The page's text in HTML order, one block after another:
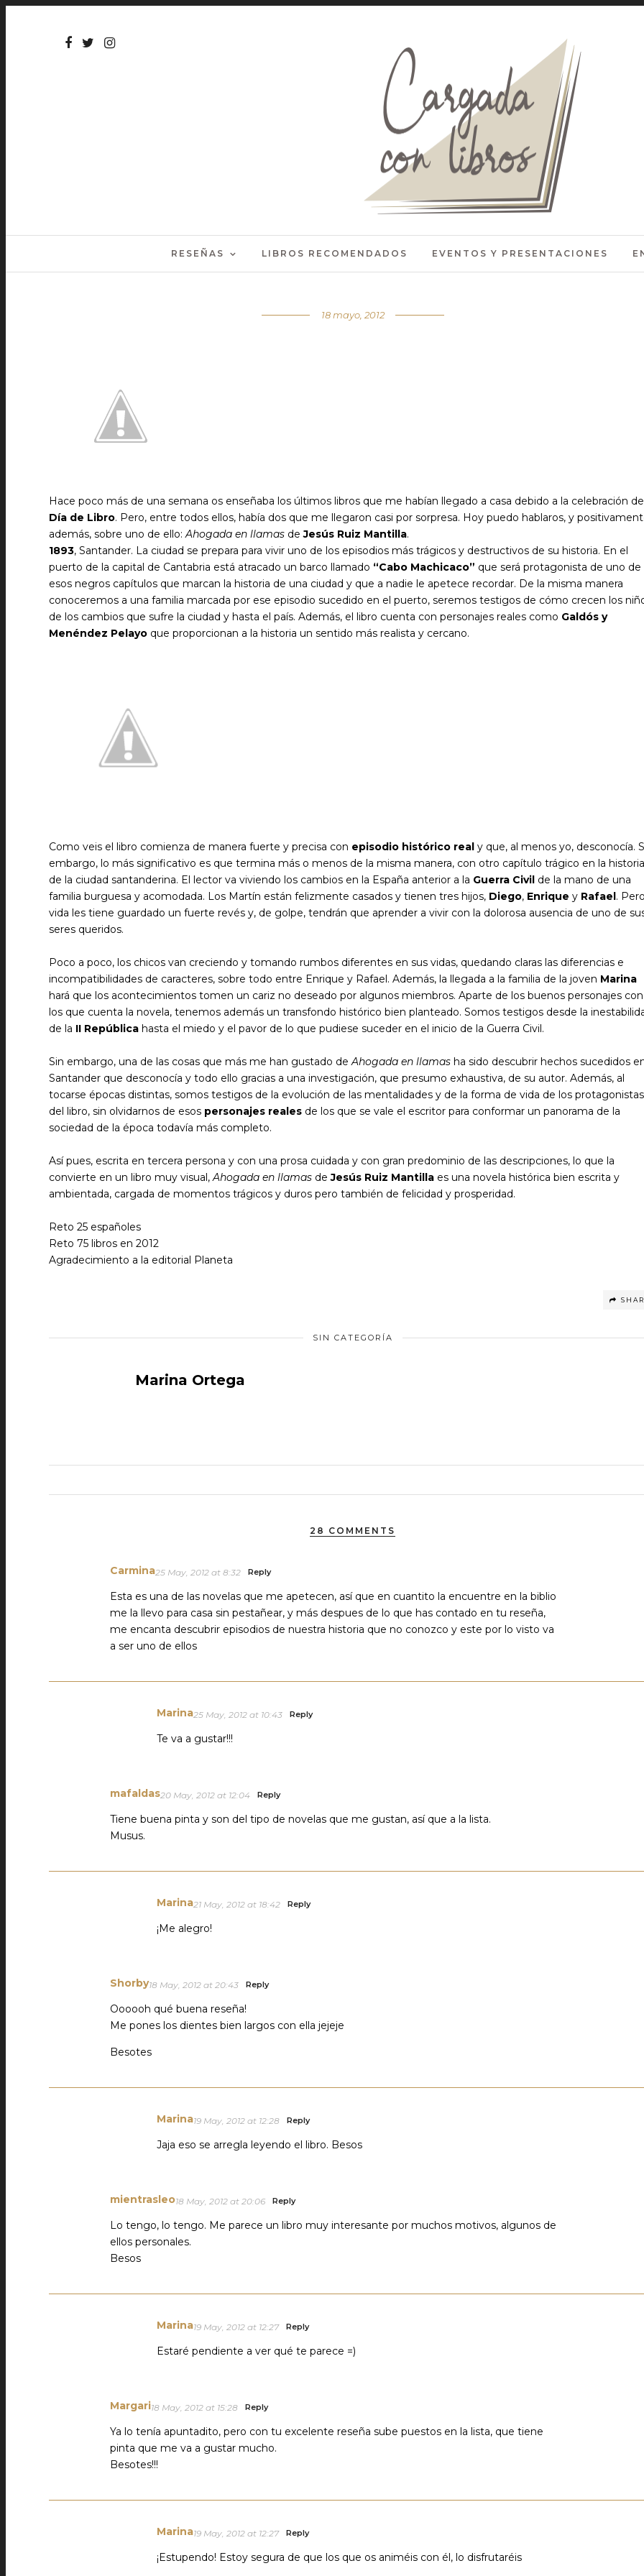
RESEÑAS LIBROS RECOMENDADOS EVENTOS Y PRESENTACIONES
18 mayo, 2012
Hace poco más de una semana os enseñaba los últimos libros que me habían llegado a casa debido a la celebración
Día de Libro. Pero, entre todos ellos, había dos que me llegaron casi por sorpresa. Hoy puedo hablaros, y
además, sobre uno de ello:Ahogada en llamas deJesús Ruiz Mantilla.
1893, Santander. La ciudad se prepara para vivir uno de los episodios más trágicos y destructivos de su historia. En el
puerto de la capital de Cantabria está atracado un barco llamado “Cabo Machicaco” que será protagonista de uno de
esos negros capítulos que marcan la historia de una ciudad y que a nadie le apetece recordar. De la misma manera
conoceremos a una familia marcada por ese episodio sucedido en el puerto, seremos testigos de cómo crecen los
de los cambios que sufre la ciudad y hasta el país. Además, el libro cuenta con personajes reales como Galdós y
Menéndez Pelayo que proporcionan a la historia un sentido más realista y cercano.
Como veis el libro comienza de manera fuerte y precisa con episodio histórico real y que, al menos yo, desconocía.
embargo, lo más significativo es que termina más o menos de la misma manera, con otro capítulo trágico en la historia
de la ciudad santanderina. El lector va viviendo los cambios en la España anterior a la Guerra Civil de la mano de una
familia burguesa y acomodada. Los Martín están felizmente casados y tienen tres hijos, Diego, Enrique y Rafael.
vida les tiene guardado un fuerte revés y, de golpe, tendrán que aprender a vivir con la dolorosa ausencia de uno de
seres queridos.
Poco a poco, los chicos van creciendo y tomando rumbos diferentes en sus vidas, quedando claras las diferencias e
incompatibilidades de caracteres, sobre todo entre Enrique y Rafael. Además, la llegada a la familia de la joven Marina
hará que los acontecimientos tomen un cariz no deseado por algunos miembros. Aparte de los buenos personajes con
los que cuenta la novela, tenemos además un transfondo histórico bien planteado. Somos testigos desde la
de la II República hasta el miedo y el pavor de lo que pudiese suceder en el inicio de la Guerra Civil.
Sin embargo, una de las cosas que más me han gustado deAhogada en llamas ha sido descubrir hechos sucedidos
Santander que desconocía y todo ello gracias a una investigación, que presumo exhaustiva, de su autor. Además, al
tocarse épocas distintas, somos testigos de la evolución de las mentalidades y de la forma de vida de los protagonistas
del libro, sin olvidarnos de esos personajes reales de los que se vale el escritor para conformar un panorama de la
sociedad de la época todavía más completo.
Así pues, escrita en tercera persona y con una prosa cuidada y con gran predominio de las descripciones, lo que la
convierte en un libro muy visual,Ahogada en llamas deJesús Ruiz Mantilla es una novela histórica bien escrita y
ambientada, cargada de momentos trágicos y duros pero también de felicidad y prosperidad.
Reto 25 españoles
Reto 75 libros en 2012
Agradecimiento a la editorial Planeta
SIN CATEGORÍA
Marina Ortega
28 COMMENTS
Carmina25 May, 2012 at 8:32 Reply
Esta es una de las novelas que me apetecen, así que en cuantito la encuentre en la biblio
me la llevo para casa sin pestañear, y más despues de lo que has contado en tu reseña,
me encanta descubrir episodios de nuestra historia que no conozco y este por lo visto va
a ser uno de ellos
Marina25 May, 2012 at 10:43 Reply
Te va a gustar!!!
mafaldas20 May, 2012 at 12:04 Reply
Tiene buena pinta y son del tipo de novelas que me gustan, así que a la lista.
Musus.
Marina21 May, 2012 at 18:42 Reply
¡Me alegro!
Shorby18 May, 2012 at 20:43 Reply
Oooooh qué buena reseña!
Me pones los dientes bien largos con ella jejeje
Besotes
Marina19 May, 2012 at 12:28 Reply
Jaja eso se arregla leyendo el libro. Besos
mientrasleo18 May, 2012 at 20:06 Reply
Lo tengo, lo tengo. Me parece un libro muy interesante por muchos motivos, algunos de
ellos personales.
Besos
Marina19 May, 2012 at 12:27 Reply
Estaré pendiente a ver qué te parece =)
Margari18 May, 2012 at 15:28 Reply
Ya lo tenía apuntadito, pero con tu excelente reseña sube puestos en la lista, que tiene
pinta que me va a gustar mucho.
Besotes!!!
Marina19 May, 2012 at 12:27 Reply
¡Estupendo! Estoy segura de que los que os animéis con él, lo disfrutaréis